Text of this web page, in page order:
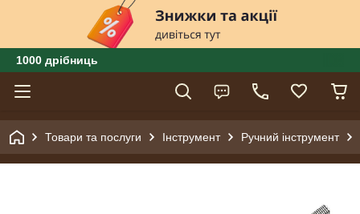
1000 дрібниць
Товари та послуги Інструмент Ручний інструмент